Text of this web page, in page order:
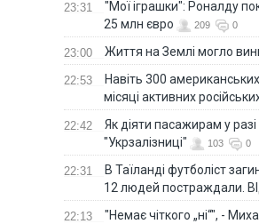
23:31
"Мої іграшки": Роналду
25 млн євро
209 0
23:00 Життя на Землі могло
22:53
Навіть 300
місяці активних
22:42
Як діяти пасажирам у
"Укрзалізниці"
103 0
22:31
В Таїланді футболіст
12 людей постраждали.
22:13
"Немає чіткого „ні“", -